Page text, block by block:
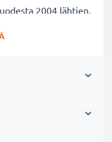
2004 lähtien.
videokuvaukseen.